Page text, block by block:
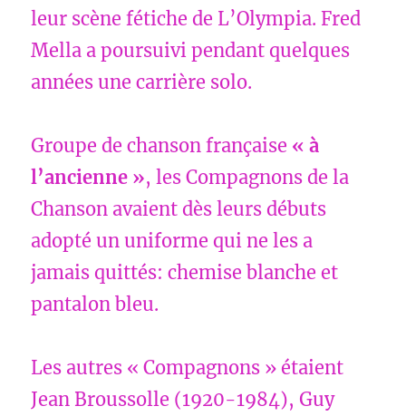
leur scène fétiche de L’Olympia. Fred
Mella a poursuivi pendant quelques
années une carrière solo.
Groupe de chanson française « à
l’ancienne », les Compagnons de la
Chanson avaient dès leurs débuts
adopté un uniforme qui ne les a
jamais quittés: chemise blanche et
pantalon bleu.
Les autres « Compagnons » étaient
Jean Broussolle (1920-1984), Guy